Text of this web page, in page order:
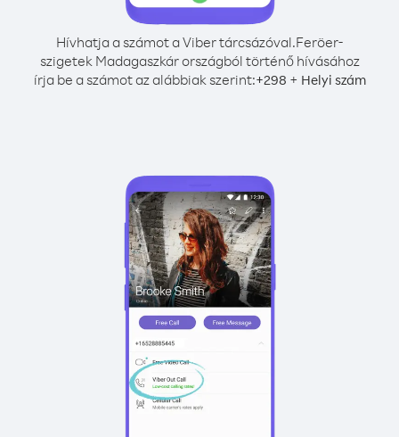
Hívhatja a számot a Viber tárcsázóval.Feröer-
szigetek Madagaszkár országból történő hívásához
írja be a számot az alábbiak szerint:+298 + Helyi szám